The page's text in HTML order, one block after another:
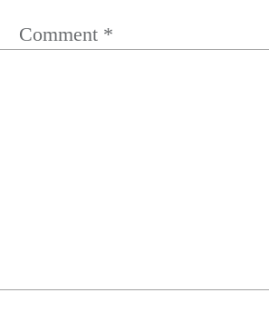
Comment *